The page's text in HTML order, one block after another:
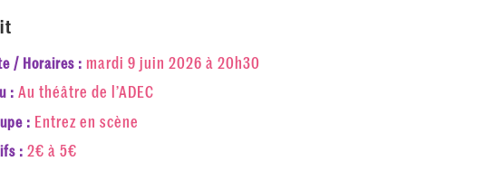
/ Horaires : mardi 9 juin 2026 à 20h30
: Au théâtre de l’ADEC
: Entrez en scène
: 2€ à 5€